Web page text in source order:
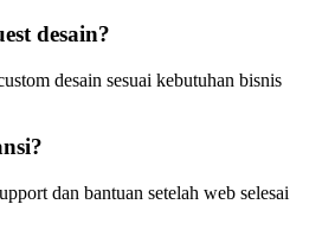
desain?
desain sesuai kebutuhan bisnis
dan bantuan setelah web selesai